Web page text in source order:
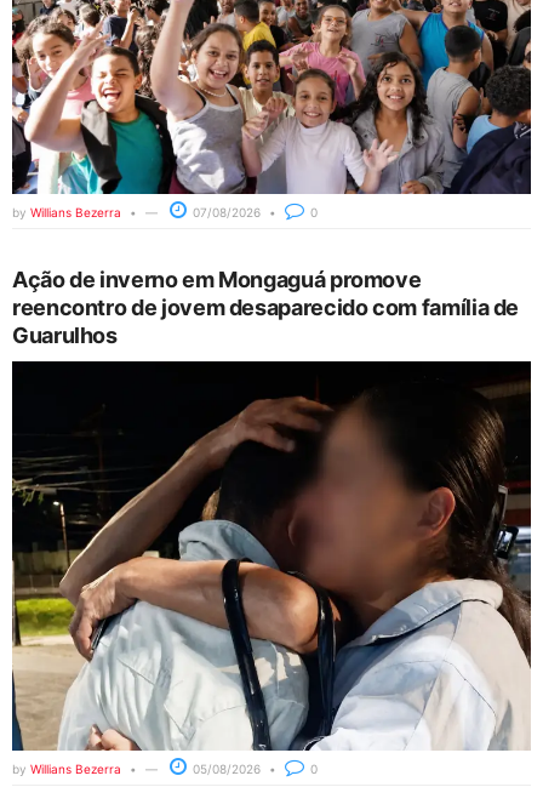
by Willians Bezerra 07/08/2026 0
Ação de inverno em Mongaguá promove
reencontro de jovem desaparecido com família de
Guarulhos
by Willians Bezerra 05/08/2026 0